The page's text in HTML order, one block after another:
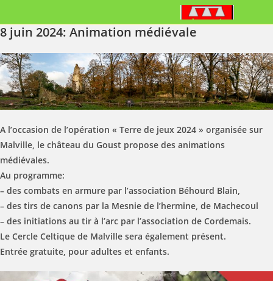
8 juin 2024: Animation médiévale
A l’occasion de l’opération « Terre de jeux 2024 » organisée sur
Malville, le château du Goust propose des animations
médiévales.
Au programme:
– des combats en armure par l’association Béhourd Blain,
– des tirs de canons par la Mesnie de l’hermine, de Machecoul
– des initiations au tir à l’arc par l’association de Cordemais.
Le Cercle Celtique de Malville sera également présent.
Entrée gratuite, pour adultes et enfants.